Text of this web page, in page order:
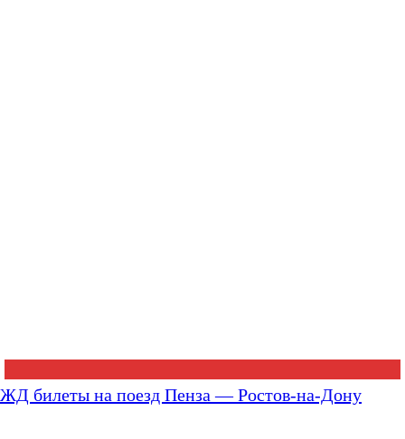
ЖД билеты на поезд Пенза — Ростов-на-Дону